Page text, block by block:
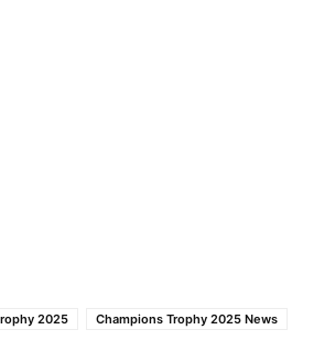
2025
Champions Trophy 2025 News